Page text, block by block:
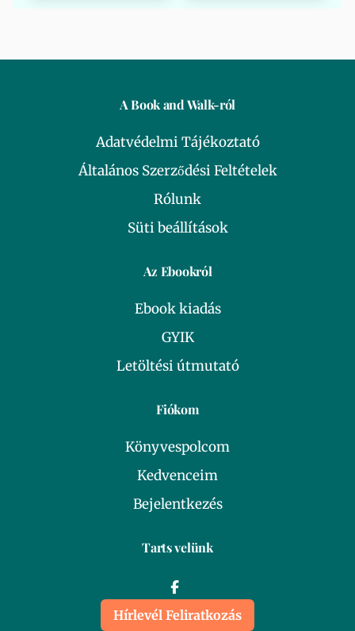
A Book and Walk-ról
Adatvédelmi Tájékoztató
Általános Szerződési Feltételek
Rólunk
Süti beállítások
Az Ebookról
Ebook kiadás
GYIK
Letöltési útmutató
Fiókom
Könyvespolcom
Kedvenceim
Bejelentkezés
Tarts velünk
Hírlevél Feliratkozás